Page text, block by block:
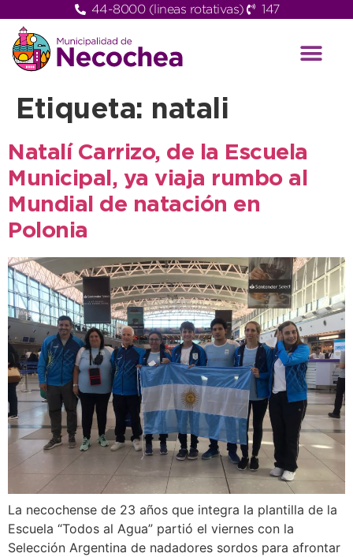
44-8000 (lineas rotativas) 147
Etiqueta: natali
Natalí Carrizo, de la Escuela
Municipal, ya viaja rumbo al
Mundial de natación en
Polonia
La necochense de 23 años que integra la plantilla de la
Escuela “Todos al Agua” partió el viernes con la
Selección Argentina de nadadores sordos para afrontar